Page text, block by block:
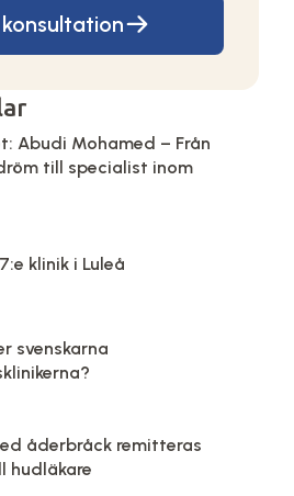
Abudi Mohamed – Från
till specialist inom
klinik i Luleå
svenskarna
åderbråck remitteras
hudläkare